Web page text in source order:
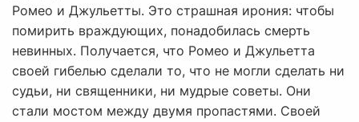
Ромео и Джульетты. Это страшная ирония: чтобы
помирить враждующих, понадобилась смерть
невинных. Получается, что Ромео и Джульетта
своей гибелью сделали то, что не могли сделать ни
судьи, ни священники, ни мудрые советы. Они
стали мостом между двумя пропастями. Своей